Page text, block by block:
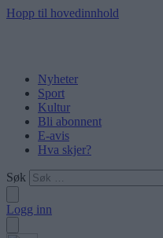
Hopp til hovedinnhold
Nyheter
Sport
Kultur
Bli abonnent
E-avis
Hva skjer?
Søk
Logg inn